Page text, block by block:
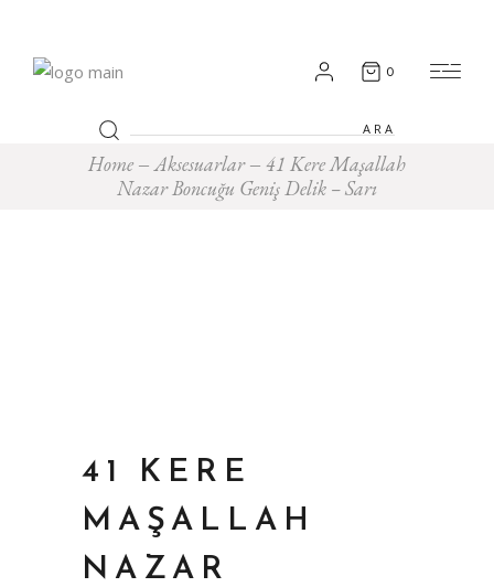
0
Search
for:
Home Aksesuarlar
41 Kere Maşallah
Nazar Boncuğu Geniş Delik – Sarı
41 KERE
MAŞALLAH
NAZAR